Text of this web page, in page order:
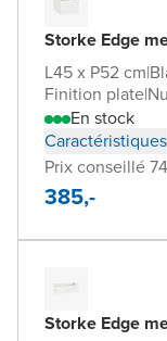
Storke Edge
L45 x P52 cm|
Finition plate|
En stock
Caractéristiques
Prix conseillé
385,-
Storke Edge